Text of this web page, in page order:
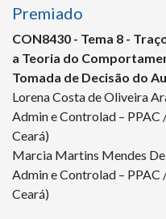
Premiado
CON8430 - Tema 8 -
a Teoria do
Tomada de Decisão do
Lorena Costa de Oliveira
Admin e Controlad – PPAC
Ceará)
Marcia Martins Mendes
Admin e Controlad – PPAC
Ceará)